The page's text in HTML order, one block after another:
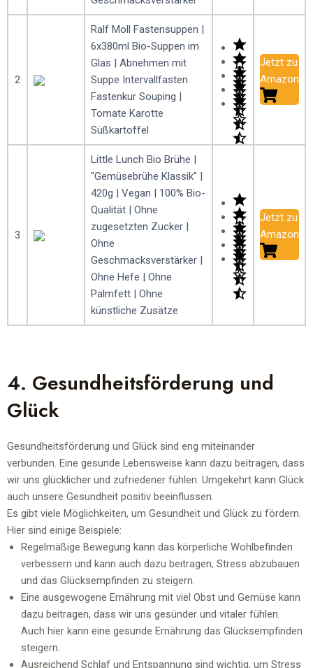
2
Ralf Moll Fastensuppen |
6x380ml Bio-Suppen im
Glas | Abnehmen mit
Suppe Intervallfasten
Fastenkur Souping |
Tomate Karotte
Süßkartoffel
Jetzt zu
Amazon
3
Little Lunch Bio Brühe |
"Gemüsebrühe Klassik" |
420g | Vegan | 100% Bio-
Qualität | Ohne
zugesetzten Zucker |
Ohne
Geschmacksverstärker |
Ohne Hefe | Ohne
Palmfett | Ohne
künstliche Zusätze
Jetzt zu
Amazon
4. Gesundheitsförderung und
Glück
Gesundheitsförderung und Glück sind eng miteinander
verbunden. Eine gesunde Lebensweise kann dazu beitragen, dass
wir uns glücklicher und zufriedener fühlen. Umgekehrt kann Glück
auch unsere Gesundheit positiv beeinflussen.
Es gibt viele Möglichkeiten, um Gesundheit und Glück zu fördern.
Hier sind einige Beispiele:
Regelmäßige Bewegung kann das körperliche Wohlbefinden
verbessern und kann auch dazu beitragen, Stress abzubauen
und das Glücksempfinden zu steigern.
Eine ausgewogene Ernährung mit viel Obst und Gemüse kann
dazu beitragen, dass wir uns gesünder und vitaler fühlen.
Auch hier kann eine gesunde Ernährung das Glücksempfinden
steigern.
Ausreichend Schlaf und Entspannung sind wichtig, um Stress